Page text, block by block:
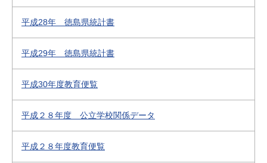
平成28年 徳島県統計書
平成29年 徳島県統計書
平成30年度教育便覧
平成２８年度 公立学校関係データ
平成２８年度教育便覧